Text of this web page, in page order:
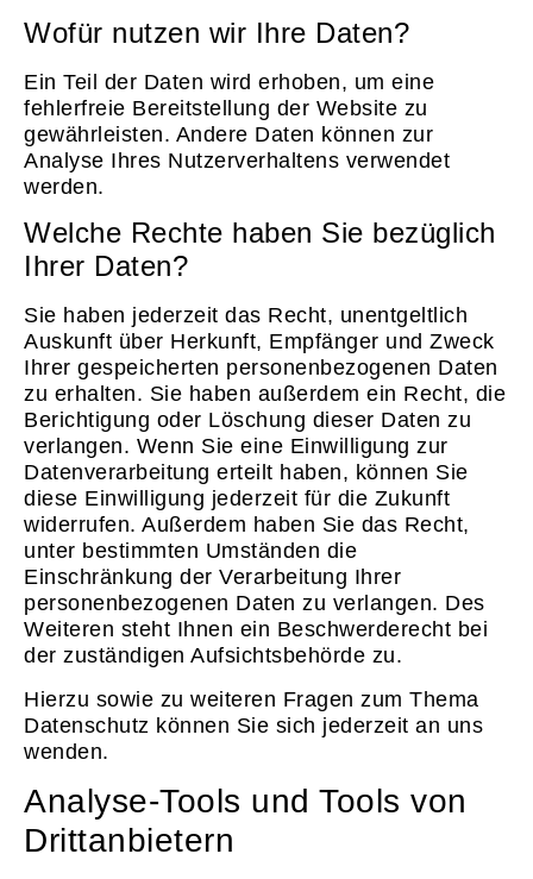
Wofür nutzen wir Ihre Daten?
Ein Teil der Daten wird erhoben, um eine
fehlerfreie Bereitstellung der Website zu
gewährleisten. Andere Daten können zur
Analyse Ihres Nutzerverhaltens verwendet
werden.
Welche Rechte haben Sie bezüglich
Ihrer Daten?
Sie haben jederzeit das Recht, unentgeltlich
Auskunft über Herkunft, Empfänger und Zweck
Ihrer gespeicherten personenbezogenen Daten
zu erhalten. Sie haben außerdem ein Recht, die
Berichtigung oder Löschung dieser Daten zu
verlangen. Wenn Sie eine Einwilligung zur
Datenverarbeitung erteilt haben, können Sie
diese Einwilligung jederzeit für die Zukunft
widerrufen. Außerdem haben Sie das Recht,
unter bestimmten Umständen die
Einschränkung der Verarbeitung Ihrer
personenbezogenen Daten zu verlangen. Des
Weiteren steht Ihnen ein Beschwerderecht bei
der zuständigen Aufsichtsbehörde zu.
Hierzu sowie zu weiteren Fragen zum Thema
Datenschutz können Sie sich jederzeit an uns
wenden.
Analyse-Tools und Tools von
Dritt­anbietern